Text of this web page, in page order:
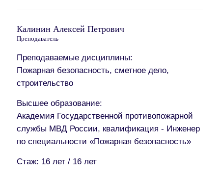
Калинин Алексей Петрович
Преподаватель
Преподаваемые дисциплины:
Пожарная безопасность, сметное дело,
строительство
Высшее образование:
Академия Государственной противопожарной
службы МВД России, квалификация - Инженер
по специальности «Пожарная безопасность»
Стаж: 16 лет / 16 лет